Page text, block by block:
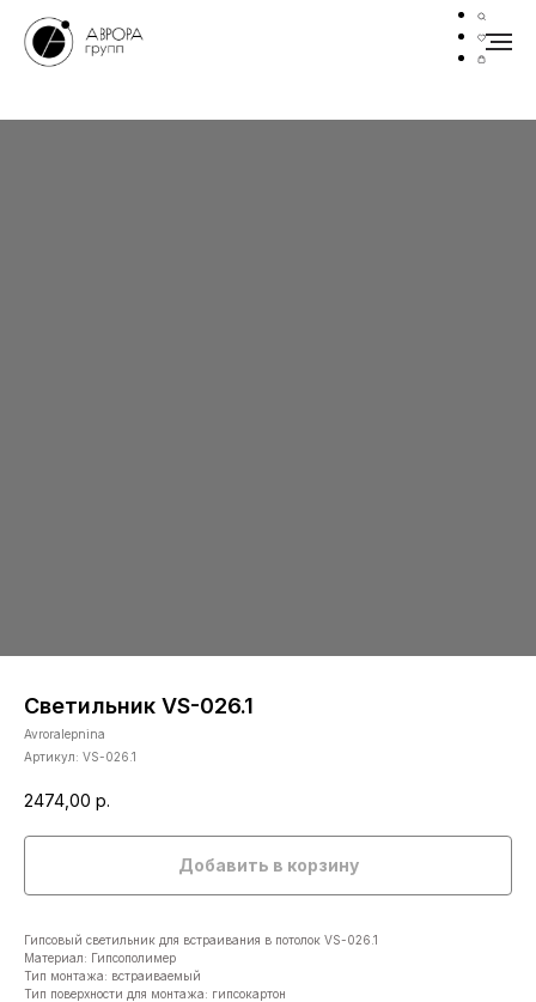
Светильник VS-026.1
Avroralepnina
Артикул: VS-026.1
2474,00 р.
Добавить в корзину
Гипсовый светильник для встраивания в потолок VS-026.1
Материал: Гипсополимер
Тип монтажа: встраиваемый
Тип поверхности для монтажа: гипсокартон